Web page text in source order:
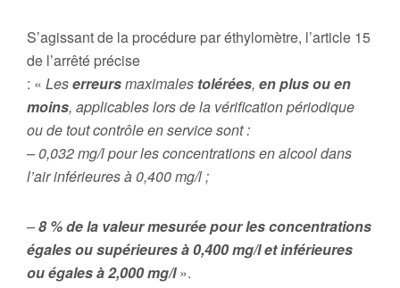
S’agissant de la procédure par éthylomètre, l’article 15
de l’arrêté précise
: « Leserreursmaximales tolérées, en plus ou en
moins, applicables lors de la vérification périodique
ou de tout contrôle en service sont :
– 0,032 mg/l pour les concentrations en alcool dans
l’air inférieures à 0,400 mg/l ;
–8 % de la valeur mesurée pour les concentrations
égales ou supérieures à 0,400 mg/l et inférieures
ou égales à 2,000 mg/l».